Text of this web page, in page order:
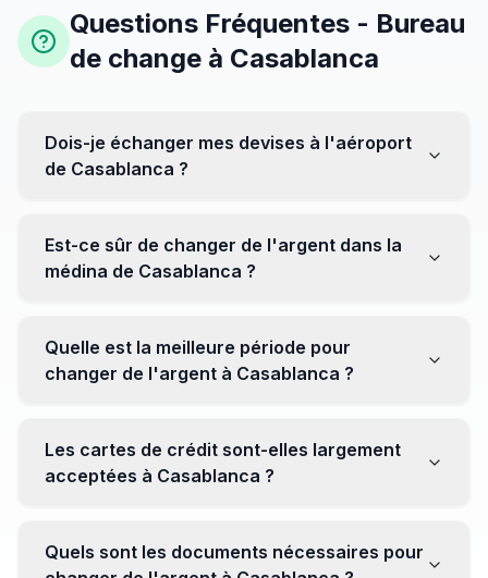
Questions Fréquentes - Bureau
de change à Casablanca
Dois-je échanger mes devises à l'aéroport
de Casablanca ?
être moins avantageux. Orientez-vous plutôt vers les
bureaux de change en ville pour obtenir de meilleurs
Est-ce sûr de changer de l'argent dans la
médina de Casablanca ?
établissements réputés pour éviter les surprises.
Quelle est la meilleure période pour
changer de l'argent à Casablanca ?
soyez attentif aux fluctuations pour maximiser la valeur
de vos devises.
Les cartes de crédit sont-elles largement
acceptées à Casablanca ?
Cependant, avoir un peu de monnaie locale peut être
Quels sont les documents nécessaires pour